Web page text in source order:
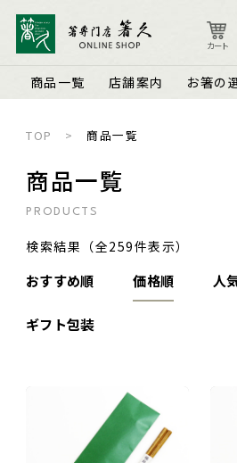
商品一覧 店舗案内 お箸の
カート
商品一覧
名入れ可能なお箸
長寿祝い・賀寿（還暦・古希・米寿など）
ご夫婦・ご両親へ（夫婦箸）
お食い初め・出産祝い・入園祝い・
お
商品ピックアップ＆トピックス
名入れ箸のご紹介
カート
TOP 商品一覧
商品一覧
PRODUCTS
検索結果（全259件表示）
おすすめ順 価格順 人
ギフト包装